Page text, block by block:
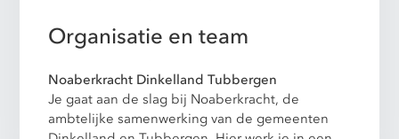
Organisatie en team
Noaberkracht Dinkelland Tubbergen
Je gaat aan de slag bij Noaberkracht, de
ambtelijke samenwerking van de gemeenten